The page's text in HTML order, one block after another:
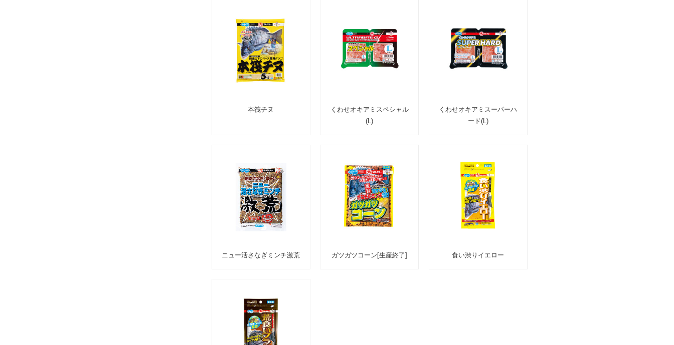
本筏チヌ
くわせオキアミスペシャル
(L)
くわせオキアミスーパーハ
ード(L)
ニュー活さなぎミンチ激荒 ガツガツコーン[生産終了] 食い渋りイエロー